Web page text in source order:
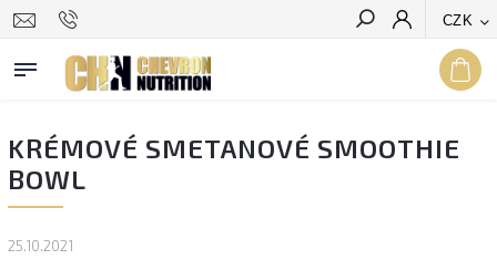
CZK
Hledat
KRÉMOVÉ SMETANOVÉ SMOOTHIE
BOWL
25.10.2021